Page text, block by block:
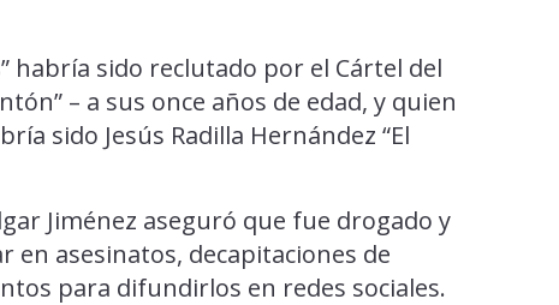
habría sido reclutado por el Cártel del
– a sus once años de edad, y quien
sido Jesús Radilla Hernández “El
Jiménez aseguró que fue drogado y
asesinatos, decapitaciones de
para difundirlos en redes sociales.